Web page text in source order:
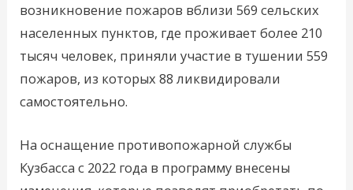
возникновение пожаров вблизи 569 сельских
населенных пунктов, где проживает более 210
тысяч человек, приняли участие в тушении 559
пожаров, из которых 88 ликвидировали
самостоятельно.
На оснащение противопожарной службы
Кузбасса с 2022 года в программу внесены